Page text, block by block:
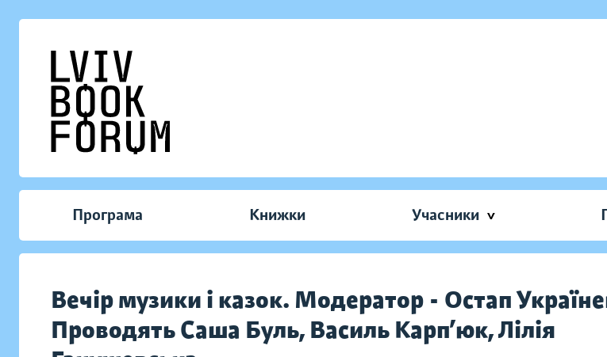
Програма Книжки Учасники
Вечір музики і казок. Модератор - Остап
Проводять Саша Буль, Василь Карп’юк, Лілія